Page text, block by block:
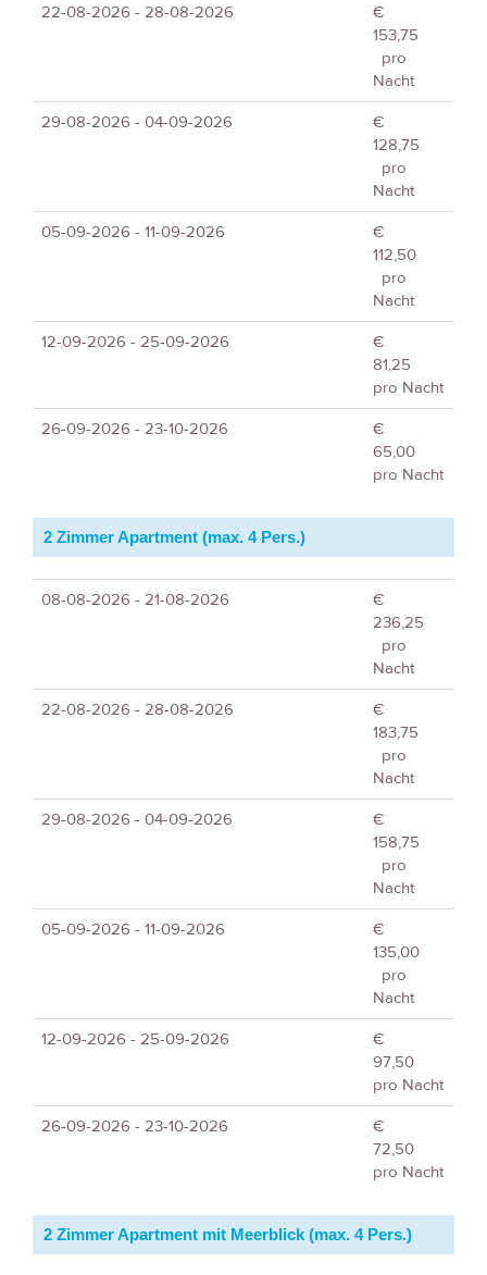
22-08-2026 - 28-08-2026
€
153,75
pro
Nacht
29-08-2026 - 04-09-2026
€
128,75
pro
Nacht
05-09-2026 - 11-09-2026
€
112,50
pro
Nacht
12-09-2026 - 25-09-2026
€
81,25
pro Nacht
26-09-2026 - 23-10-2026
€
65,00
pro Nacht
2 Zimmer Apartment (max. 4 Pers.)
08-08-2026 - 21-08-2026
€
236,25
pro
Nacht
22-08-2026 - 28-08-2026
€
183,75
pro
Nacht
29-08-2026 - 04-09-2026
€
158,75
pro
Nacht
05-09-2026 - 11-09-2026
€
135,00
pro
Nacht
12-09-2026 - 25-09-2026
€
97,50
pro Nacht
26-09-2026 - 23-10-2026
€
72,50
pro Nacht
2 Zimmer Apartment mit Meerblick (max. 4 Pers.)